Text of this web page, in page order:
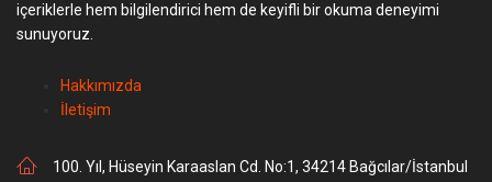
içeriklerle hem bilgilendirici hem de keyifli bir okuma deneyimi
sunuyoruz.
Hakkımızda
İletişim
100. Yıl, Hüseyin Karaaslan Cd. No:1, 34214 Bağcılar/İstanbul